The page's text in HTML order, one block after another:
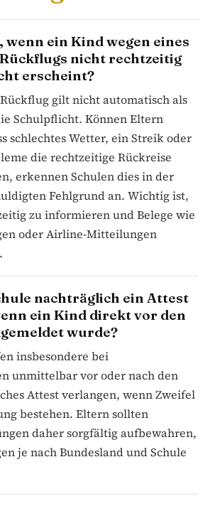
wenn ein Kind wegen eines
nicht rechtzeitig
erscheint?
gilt nicht automatisch als
Schulpflicht. Können Eltern
schlechtes Wetter, ein Streik oder
die rechtzeitige Rückreise
erkennen Schulen dies in der
Fehlgrund an. Wichtig ist,
zu informieren und Belege wie
oder Airline-Mitteilungen
nachträglich ein Attest
ein Kind direkt vor den
wurde?
insbesondere bei
unmittelbar vor oder nach den
Attest verlangen, wenn Zweifel
bestehen. Eltern sollten
daher sorgfältig aufbewahren,
je nach Bundesland und Schule